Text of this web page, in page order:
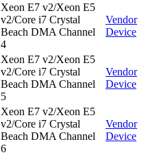
Xeon E7 v2/Xeon E5
v2/Core i7 Crystal
Beach DMA Channel
4
Vendor
Device
Xeon E7 v2/Xeon E5
v2/Core i7 Crystal
Beach DMA Channel
5
Vendor
Device
Xeon E7 v2/Xeon E5
v2/Core i7 Crystal
Beach DMA Channel
6
Vendor
Device